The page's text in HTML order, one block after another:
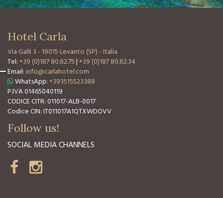
Hotel Carla
Via Galli 3- 19015 Levanto (SP) - Italia
Tel:+39 (0)187 80.82.75|+39 (0)187 80.82.34
Email: info@carlahotel.com
WhatsApp:+393515523388
P.IVA 01465040119
CODICE CITR: 011017-ALB-0017
Codice CIN: IT011017A1QTXWDOVV
Follow us!
SOCIAL MEDIA CHANNELS